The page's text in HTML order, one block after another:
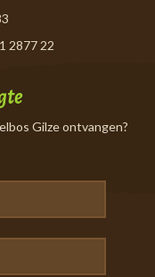
2877 22
Gilze ontvangen?